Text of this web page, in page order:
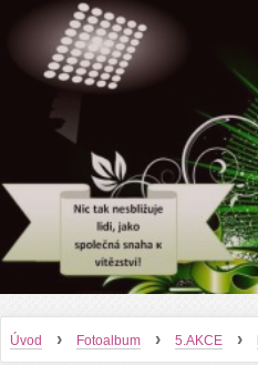
Úvod › Fotoalbum › 5.AKCE ›